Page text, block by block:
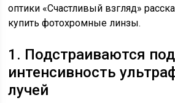
оптики «Счастливый взгляд»
купить фотохромные линзы.
1. Подстраиваются под
интенсивность
лучей